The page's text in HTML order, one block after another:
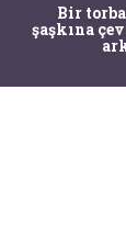
Bir
şaşkına